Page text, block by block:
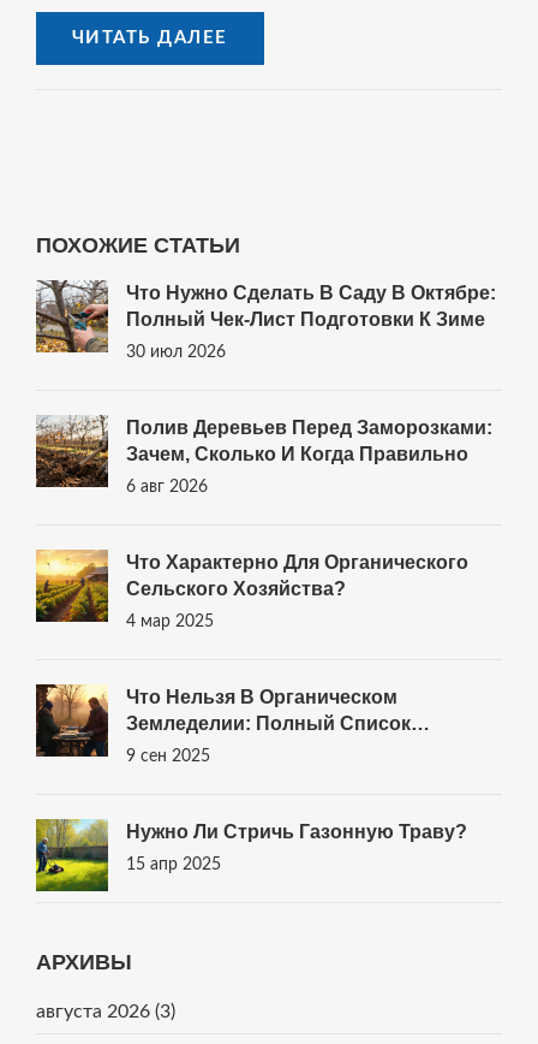
ЧИТАТЬ ДАЛЕЕ
ПОХОЖИЕ СТАТЬИ
Что Нужно Сделать В Саду В Октябре:
Полный Чек-Лист Подготовки К Зиме
30 июл 2026
Полив Деревьев Перед Заморозками:
Зачем, Сколько И Когда Правильно
6 авг 2026
Что Характерно Для Органического
Сельского Хозяйства?
4 мар 2025
Что Нельзя В Органическом
Земледелии: Полный Список
Запретов И Рабочие Альтернативы
9 сен 2025
Нужно Ли Стричь Газонную Траву?
15 апр 2025
АРХИВЫ
августа 2026 (3)